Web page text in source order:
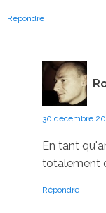
Répondre
30 décembre
En tant
totalement
Répondre